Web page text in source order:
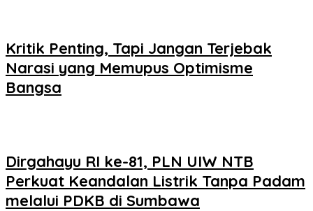
Kritik Penting, Tapi Jangan Terjebak
Narasi yang Memupus Optimisme
Bangsa
Dirgahayu RI ke-81, PLN UIW NTB
Perkuat Keandalan Listrik Tanpa Padam
melalui PDKB di Sumbawa